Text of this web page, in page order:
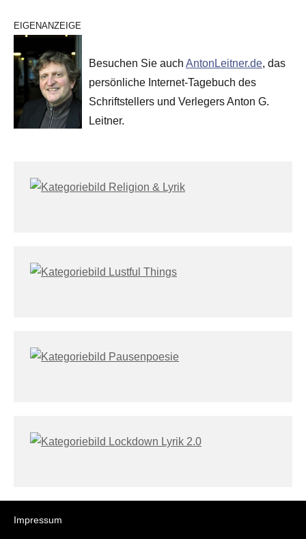
EIGENANZEIGE
Besuchen Sie auch AntonLeitner.de, das
persönliche Internet-Tagebuch des
Schriftstellers und Verlegers Anton G.
Leitner.
Impressum